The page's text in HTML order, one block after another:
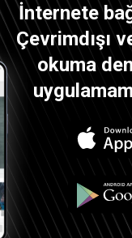
İnternete
Çevrimdışı
okuma